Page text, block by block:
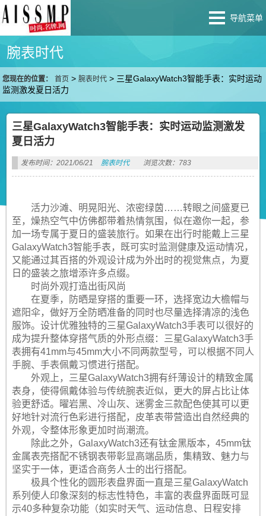
导航菜单
腕表时代
您现在的位置： 首页 >腕表时代 > 三星GalaxyWatch3智能手表：实时运动
监测激发夏日活力
三星GalaxyWatch3智能手表：实时运动监测激发
夏日活力
发布时间：2021/06/21 腕表时代 浏览次数：783
活力沙滩、明晃阳光、浓密绿茵……转眼之间盛夏已
至，燥热空气中仿佛都带着热情氛围，似在邀你一起，参
加一场专属于夏日的盛装旅行。如果在出行时能戴上三星
GalaxyWatch3智能手表，既可实时监测健康及运动情况，
又能通过其百搭的外观设计成为外出时的视觉焦点，为夏
日的盛装之旅增添许多点缀。
时尚外观打造出街风尚
在夏季，防晒是穿搭的重要一环，选择宽边大檐帽与
遮阳伞，做好万全防晒准备的同时也尽量选择清凉的浅色
服饰。设计优雅独特的三星GalaxyWatch3手表可以很好的
成为提升整体穿搭气质的外形点缀：三星GalaxyWatch3手
表拥有41mm与45mm大小不同两款型号，可以根据不同人
手腕、手表佩戴习惯进行搭配。
外观上，三星GalaxyWatch3拥有纤薄设计的精致金属
表身，使得佩戴体验与传统腕表近似，更大的屏占比让体
验更舒适。曜岩黑、冷山灰、迷雾金三款配色使其可以更
好地针对流行色彩进行搭配，皮革表带营造出自然经典的
外观，令整体形象更加时尚潮流。
除此之外，GalaxyWatch3还有钛金黑版本，45mm钛
金属表壳搭配不锈钢表带彰显高端品质，集精致、魅力与
坚实于一体，更适合商务人士的出行搭配。
极具个性化的圆形表盘界面一直是三星GalaxyWatch
系列使人印象深刻的标志性特色，丰富的表盘界面既可显
示40多种复杂功能（如实时天气、运动信息、日程安排